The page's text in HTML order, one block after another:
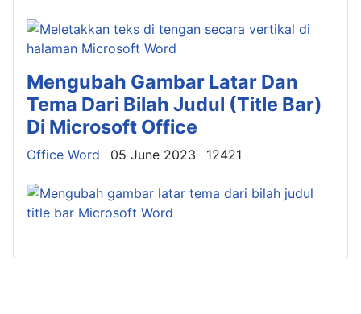
Mengubah Gambar Latar Dan
Tema Dari Bilah Judul (Title Bar)
Di Microsoft Office
Details
Office Word 05 June 2023 12421